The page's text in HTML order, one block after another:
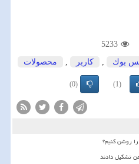
5233
بوك , كاربر , محصولات
(1)
(0)
روشن کنیم؟
تشکیل دادند